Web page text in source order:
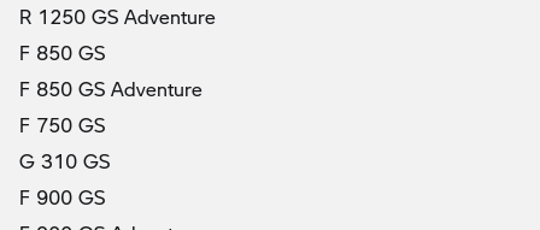
R 1250 GS Adventure
F 850 GS
F 850 GS Adventure
F 750 GS
G 310 GS
F 900 GS